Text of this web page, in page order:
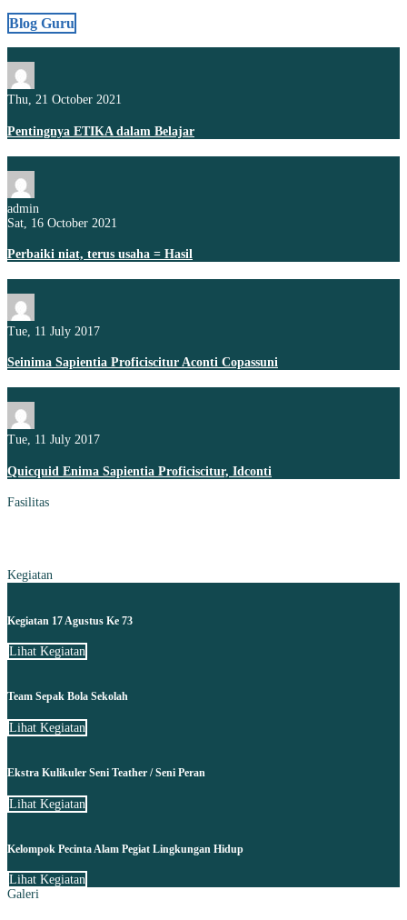
Blog Guru
Thu, 21 October 2021
Pentingnya ETIKA dalam Belajar
admin
Sat, 16 October 2021
Perbaiki niat, terus usaha = Hasil
Tue, 11 July 2017
Seinima Sapientia Proficiscitur Aconti Copassuni
Tue, 11 July 2017
Quicquid Enima Sapientia Proficiscitur, Idconti
Fasilitas
Kegiatan
Kegiatan 17 Agustus Ke 73
Lihat Kegiatan
Team Sepak Bola Sekolah
Lihat Kegiatan
Ekstra Kulikuler Seni Teather / Seni Peran
Lihat Kegiatan
Kelompok Pecinta Alam Pegiat Lingkungan Hidup
Lihat Kegiatan
Galeri